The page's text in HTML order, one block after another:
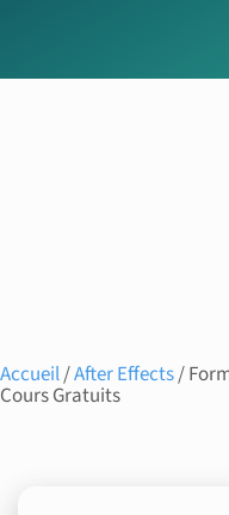
Accueil/After Effects/
Cours Gratuits